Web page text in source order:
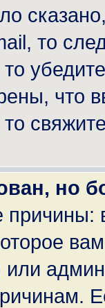
то
что
но
или